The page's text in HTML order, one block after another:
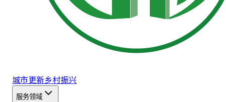
城市更新乡村振兴
服务领域